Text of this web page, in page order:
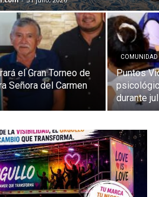
el Gran Torneo de
Señora del Carmen
COMUNIDAD
Puntos
durante